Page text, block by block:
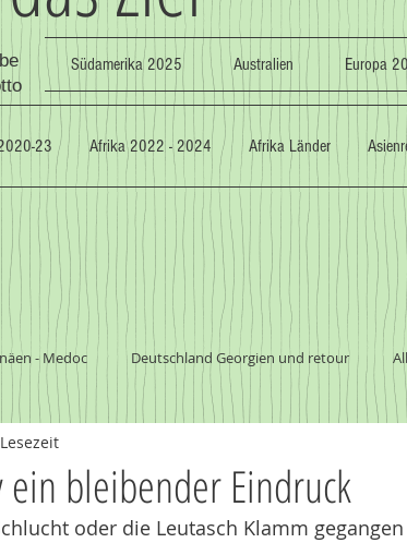
Südamerika 2025 Australien Europa
23 Afrika 2022 - 2024 Afrika Länder
- Medoc Deutschland Georgien und retour
Südafrika
Chile Australien
ein bleibender Eindruck
oder die Leutasch Klamm